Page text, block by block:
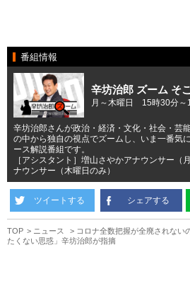
番組情報
辛坊治郎 ズーム そ
月～木曜日 15時30分
辛坊治郎さんが政治・経済・文化・社会・芸
の中から独自の視点でズームし、いま一番気
ース解説番組です。
［アシスタント］増山さやかアナウンサー（
ナウンサー（木曜日のみ）
ツイートする シェアする
TOP ニュース
コロナ全数把握が全廃されない
たくない思惑」辛坊治郎が指摘